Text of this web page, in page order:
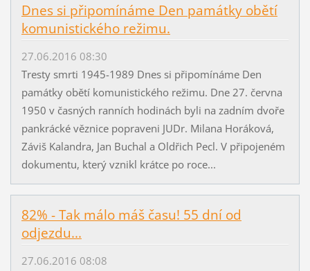
Dnes si připomínáme Den památky obětí
komunistického režimu.
27.06.2016 08:30
Tresty smrti 1945-1989 Dnes si připomínáme Den
památky obětí komunistického režimu. Dne 27. června
1950 v časných ranních hodinách byli na zadním dvoře
pankrácké věznice popraveni JUDr. Milana Horáková,
Záviš Kalandra, Jan Buchal a Oldřich Pecl. V připojeném
dokumentu, který vznikl krátce po roce...
82% - Tak málo máš času! 55 dní od
odjezdu...
27.06.2016 08:08